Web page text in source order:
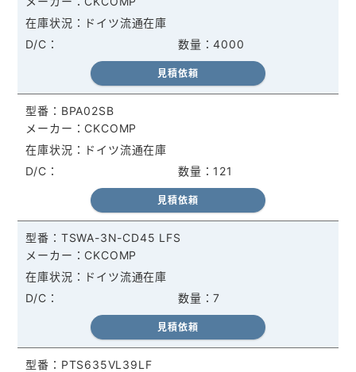
4000
ドイツ流通在庫
見積依頼
BPA02SB
CKCOMP
121
ドイツ流通在庫
見積依頼
TSWA-3N-CD45 LFS
CKCOMP
7
ドイツ流通在庫
見積依頼
PTS635VL39LF